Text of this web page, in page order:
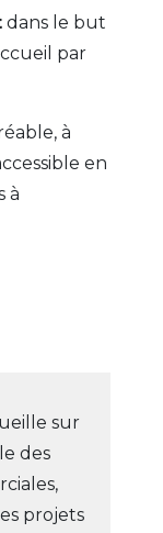
dans le but
par
à
en
à
sur
des
projets